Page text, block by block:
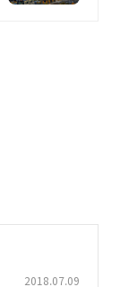
2018.07.09